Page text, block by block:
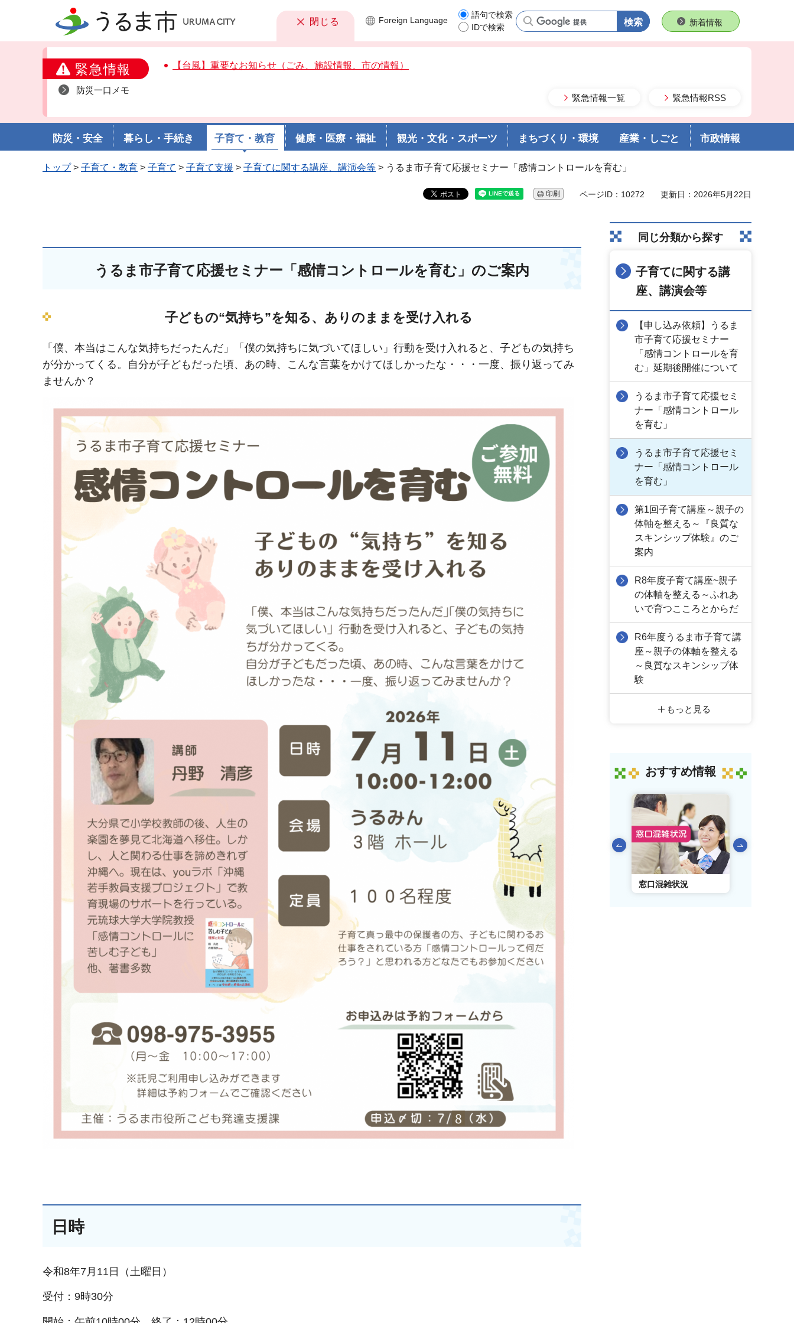
うるま市 閉じる
緊急情報
防災一口メモ
【台風】重要なお知らせ（ごみ、施設情報、市の情報）
緊急情報一覧 緊急情報RSS
Foreign Language
語句で検索
IDで検索
語句で検索新着情報
防災・安全 暮らし・手続き 子育て・教育 健康・医療・福祉 観光・文化・スポーツ まちづくり・環境 産業・しごと 市政情報
トップ> 子育て・教育 > 子育て > 子育て支援 > 子育てに関する講座、講演会等 > うるま市子育て応援セミナー「感情コントロールを育む」
印刷 ページID：10272 更新日：2026年5月22日
うるま市子育て応援セミナー「感情コントロールを育む」のご案内
子どもの“気持ち”を知る、ありのままを受け入れる
「僕、本当はこんな気持ちだったんだ」「僕の気持ちに気づいてほしい」行動を受け入れると、子どもの気持ち
が分かってくる。自分が子どもだった頃、あの時、こんな言葉をかけてほしかったな・・・一度、振り返ってみ
ませんか？
日時
令和8年7月11日（土曜日）
受付：9時30分
同じ分類から探す
子育てに関する講
座、講演会等
【申し込み依頼】うるま
市子育て応援セミナー
「感情コントロールを育
む」延期後開催について
うるま市子育て応援セミ
ナー「感情コントロール
を育む」
うるま市子育て応援セミ
ナー「感情コントロール
を育む」
第1回子育て講座～親子の
体軸を整える～『良質な
スキンシップ体験』のご
案内
R8年度子育て講座~親子
の体軸を整える～ふれあ
いで育つこころとからだ
R6年度うるま市子育て講
座～親子の体軸を整える
～良質なスキンシップ体
験
もっと見る
おすすめ情報
前のスライドを表示
AIチャットボット 窓口混雑状況